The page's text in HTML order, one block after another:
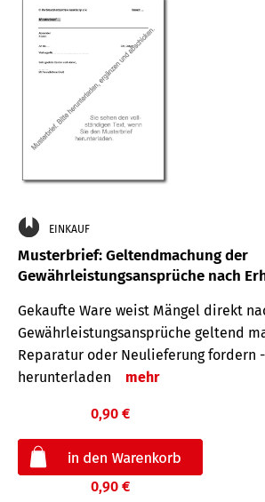
EINKAUF
Musterbrief: Geltendmachung der
Gewährleistungsansprüche nach
Gekaufte Ware weist Mängel direkt
Gewährleistungsansprüche geltend
Reparatur oder Neulieferung fordern
herunterladen
mehr
0,90 €
0,90 €